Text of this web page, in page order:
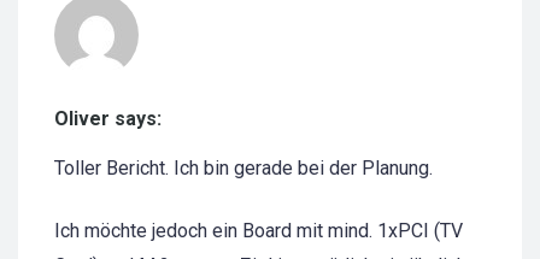
Oliver says:
Toller Bericht. Ich bin gerade bei der Planung.
Ich möchte jedoch ein Board mit mind. 1xPCI (TV